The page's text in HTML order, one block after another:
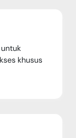
khusus